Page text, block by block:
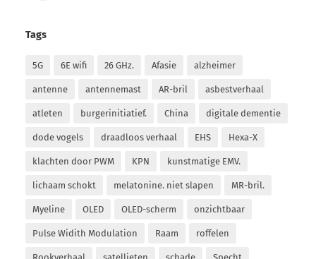
Tags
5G 6E wifi 26 GHz. Afasie alzheimer
antenne antennemast AR-bril asbestverhaal
atleten burgerinitiatief. China digitale dementie
dode vogels draadloos verhaal EHS Hexa-X
klachten door PWM KPN kunstmatige EMV.
lichaam schokt melatonine. niet slapen MR-bril.
Myeline OLED OLED-scherm onzichtbaar
Pulse Widith Modulation Raam roffelen